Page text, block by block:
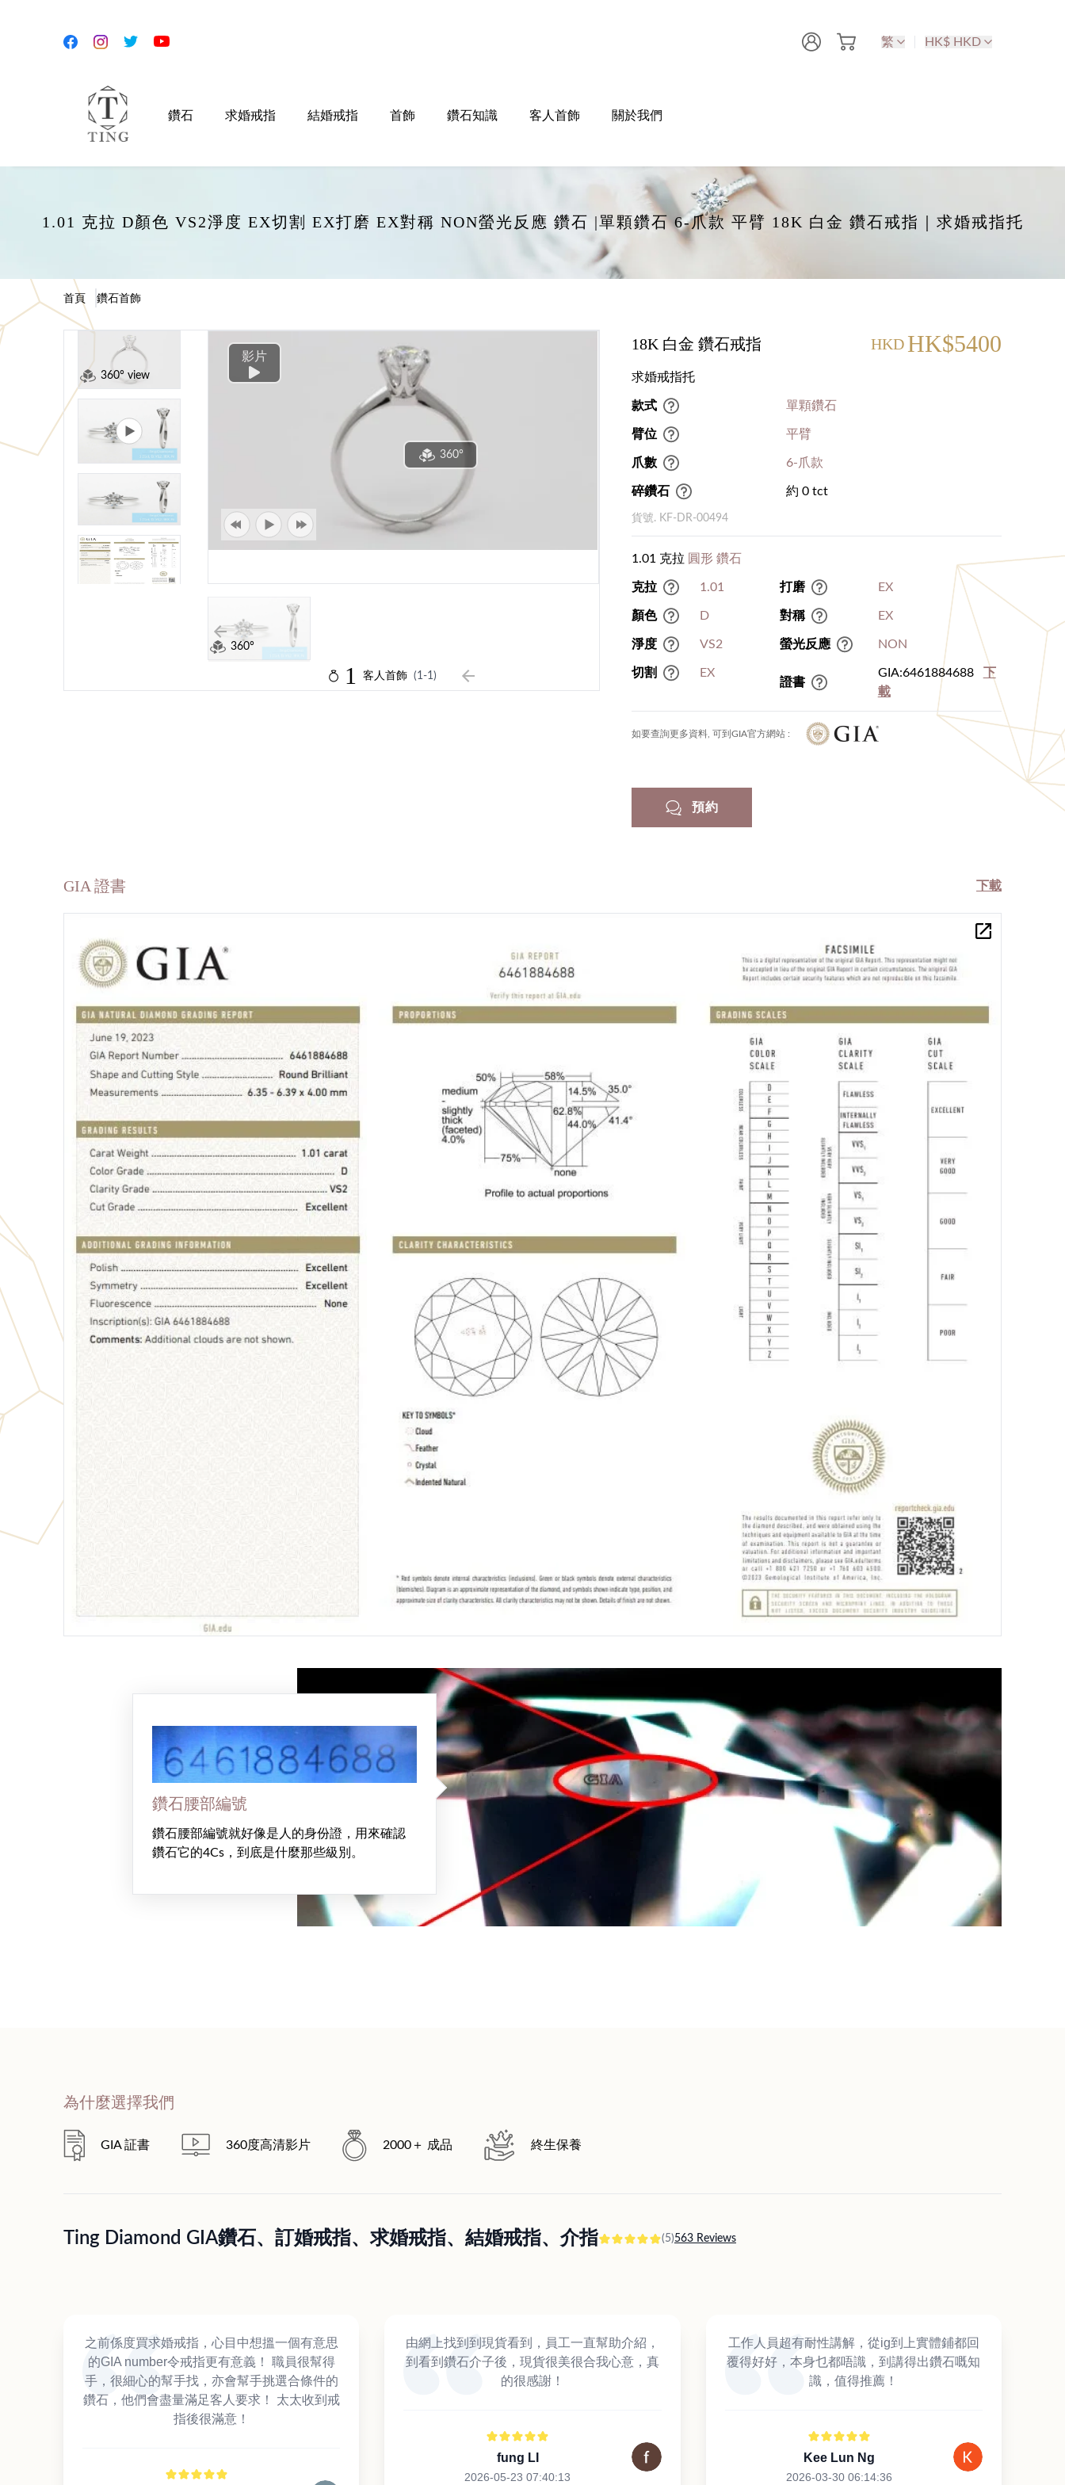
繁 HK$ HKD
鑽石 求婚戒指 結婚戒指 首飾 鑽石知識 客人首飾 關於我們
1.01 克拉 D顏色 VS2淨度 EX切割 EX打磨 EX對稱 NON螢光反應 鑽石 |單顆鑽石 6-爪款 平臂 18K 白金 鑽石戒指｜求婚戒指托
首頁 鑽石首飾
360° view
影片
360°
360°
1 客人首飾 (1-1)
18K 白金 鑽石戒指 HKD HK$5400
求婚戒指托
款式 單顆鑽石
臂位 平臂
爪數 6-爪款
碎鑽石 約 0 tct
貨號. KF-DR-00494
1.01 克拉 圓形 鑽石
克拉 1.01
顏色 D
淨度 VS2
切割 EX
打磨 EX
對稱 EX
螢光反應 NON
證書
GIA:6461884688
下
載
如要查詢更多資料, 可到GIA官方網站 :
預約
GIA 證書 下載
鑽石腰部編號
鑽石腰部編號就好像是人的身份證，用來確認
鑽石它的4Cs，到底是什麼那些級別。
為什麼選擇我們
GIA 証書 360度高清影片 2000＋ 成品 終生保養
Ting Diamond GIA鑽石、訂婚戒指、求婚戒指、結婚戒指、介指 (5)563 Reviews
之前係度買求婚戒指，心目中想搵一個有意思
的GIA number令戒指更有意義！ 職員很幫得
手，很細心的幫手找，亦會幫手挑選合條件的
鑽石，他們會盡量滿足客人要求！ 太太收到戒
指後很滿意！
由網上找到到現貨看到，員工一直幫助介紹，
到看到鑽石介子後，現貨很美很合我心意，真
的很感謝！
fung LI
2026-05-23 07:40:13
工作人員超有耐性講解，從ig到上實體鋪都回
覆得好好，本身乜都唔識，到講得出鑽石嘅知
識，值得推薦！
Kee Lun Ng
2026-03-30 06:14:36